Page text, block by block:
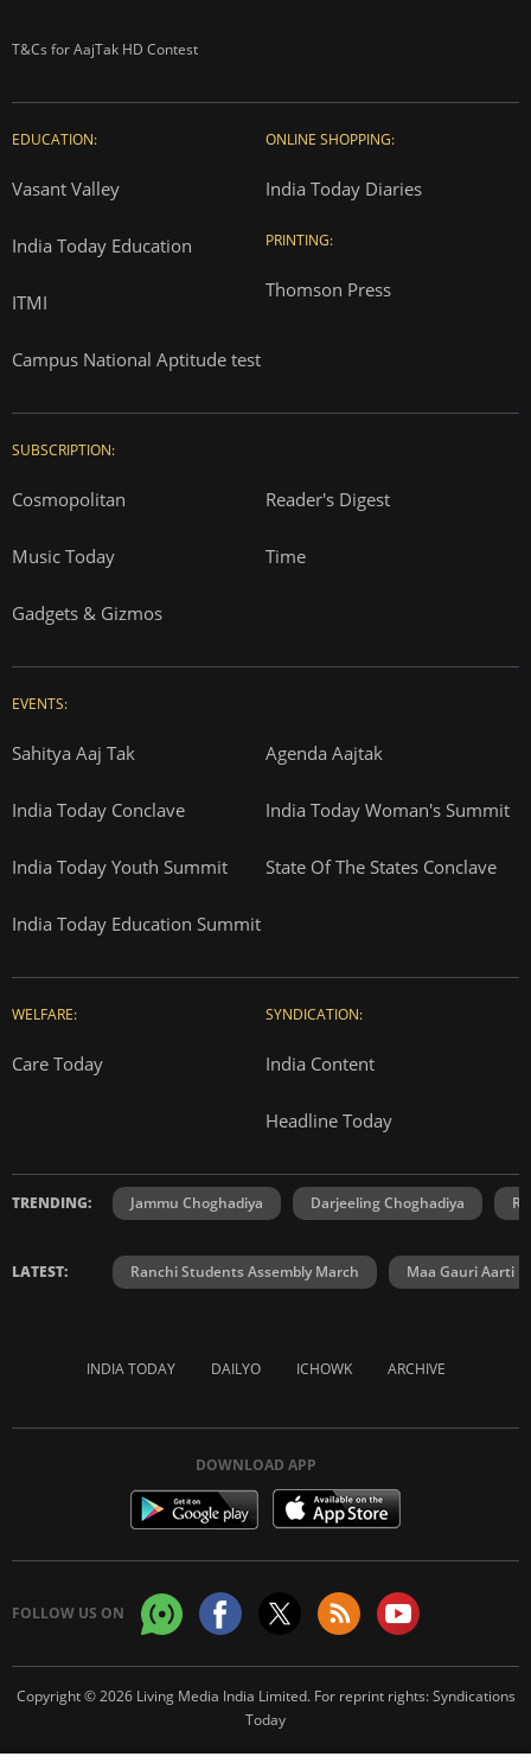
T&Cs for AajTak HD Contest
EDUCATION:
Vasant Valley
India Today Education
ITMI
Campus National Aptitude test
ONLINE SHOPPING:
India Today Diaries
PRINTING:
Thomson Press
SUBSCRIPTION:
Cosmopolitan Reader's Digest
Music Today Time
Gadgets & Gizmos
EVENTS:
Sahitya Aaj Tak Agenda Aajtak
India Today Conclave India Today Woman's Summit
India Today Youth Summit State Of The States Conclave
India Today Education Summit
WELFARE:
Care Today
SYNDICATION:
India Content
Headline Today
TRENDING: Jammu Choghadiya Darjeeling Choghadiya
LATEST: Ranchi Students Assembly March Maa Gauri Aarti
INDIA TODAY DAILYO ICHOWK ARCHIVE
DOWNLOAD APP
FOLLOW US ON
Copyright © 2026 Living Media India Limited. For reprint rights:Syndications
Today